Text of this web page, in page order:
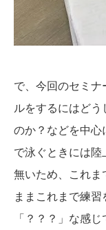
で、今回のセミナ
ルをするにはど
のか？などを中心
で泳ぐときには
無いため、これま
ままこれまで練
「？？？」な感じ